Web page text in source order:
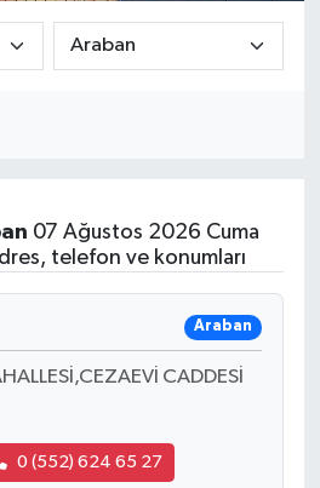
07 Ağustos 2026 Cuma
telefon ve konumları
Araban
CADDESİ
0 (552) 624 65 27